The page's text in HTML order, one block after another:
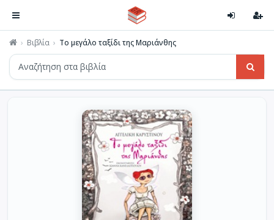
Βιβλία Το μεγάλο ταξίδι της Μαριάνθης